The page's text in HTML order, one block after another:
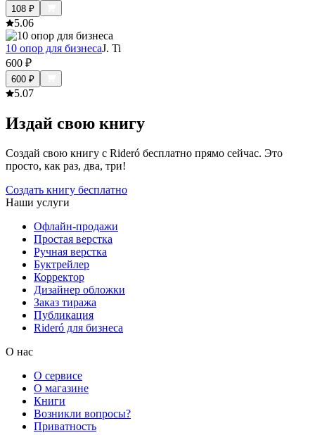
108 ₽
5.06
10 опор для бизнесаJ. Ti
600 ₽
600 ₽
5.07
Издай свою книгу
Создай свою книгу с Rideró бесплатно прямо сейчас. Это
просто, как раз, два, три!
Создать книгу бесплатно
Наши услуги
Офлайн-продажи
Простая верстка
Ручная верстка
Буктрейлер
Корректор
Дизайнер обложки
Заказ тиража
Публикация
Rideró для бизнеса
О нас
О сервисе
О магазине
Книги
Возникли вопросы?
Приватность